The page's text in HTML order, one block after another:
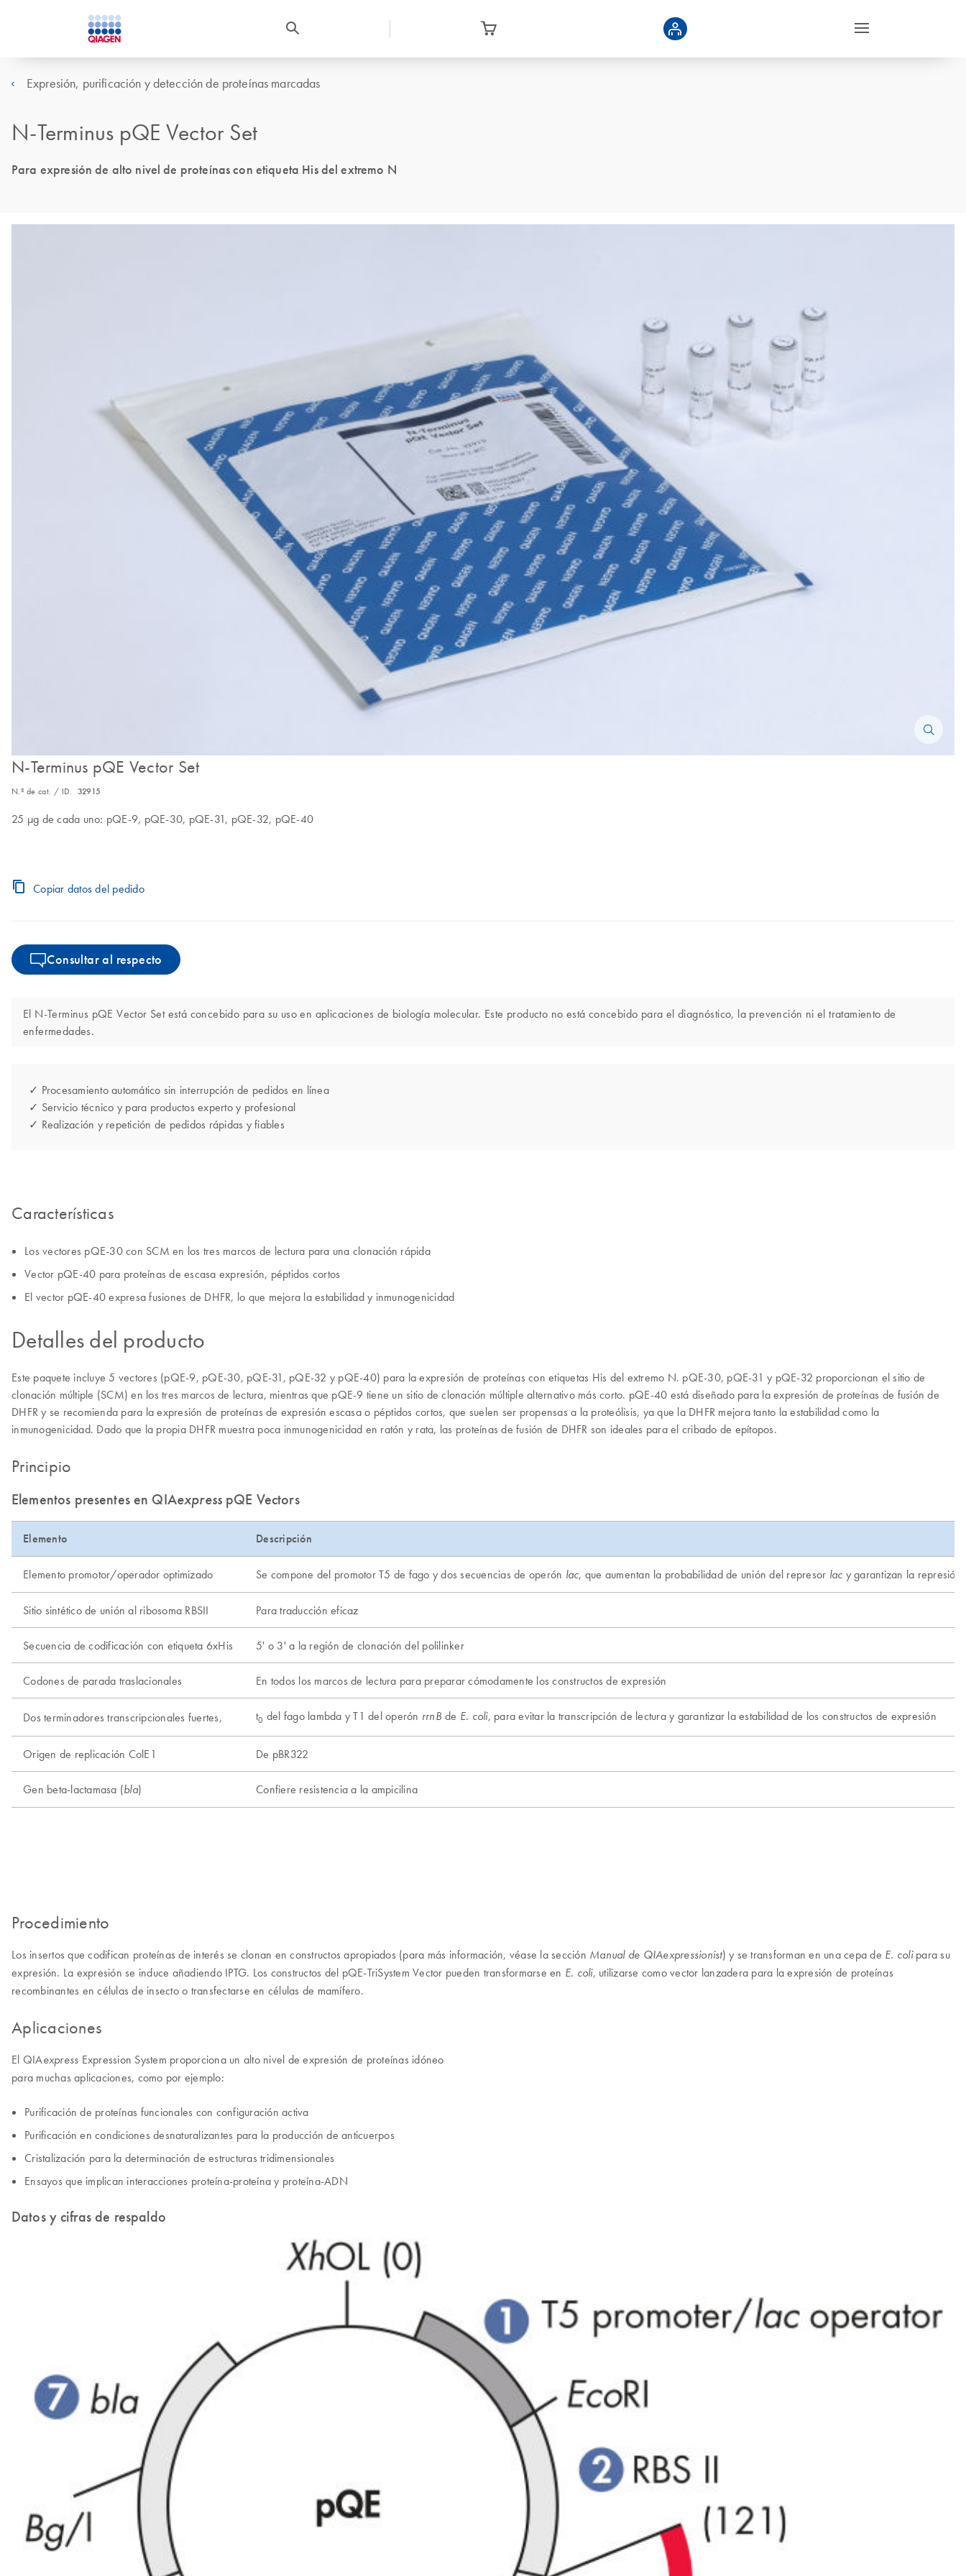
Expresión, purificación y detección de proteínas marcadas
N-Terminus pQE Vector Set
Para expresión de alto nivel de proteínas con etiqueta His del extremo N
N-Terminus pQE Vector Set
N.º de cat. / ID. 32915
25 µg de cada uno: pQE-9, pQE-30, pQE-31, pQE-32, pQE-40
Copiar datos del pedido
Consultar al respecto
El N-Terminus pQE Vector Set está concebido para su uso en aplicaciones de biología molecular. Este producto no está concebido para el diagnóstico, la prevención ni el tratamiento de
enfermedades.
✓ Procesamiento automático sin interrupción de pedidos en línea
✓ Servicio técnico y para productos experto y profesional
✓ Realización y repetición de pedidos rápidas y fiables
Características
Los vectores pQE-30 con SCM en los tres marcos de lectura para una clonación rápida
Vector pQE-40 para proteínas de escasa expresión, péptidos cortos
El vector pQE-40 expresa fusiones de DHFR, lo que mejora la estabilidad y inmunogenicidad
Detalles del producto
Este paquete incluye 5 vectores (pQE-9, pQE-30, pQE-31, pQE-32 y pQE-40) para la expresión de proteínas con etiquetas His del extremo N. pQE-30, pQE-31 y pQE-32 proporcionan el sitio de
clonación múltiple (SCM) en los tres marcos de lectura, mientras que pQE-9 tiene un sitio de clonación múltiple alternativo más corto. pQE-40 está diseñado para la expresión de proteínas de fusión de
DHFR y se recomienda para la expresión de proteínas de expresión escasa o péptidos cortos, que suelen ser propensas a la proteólisis, ya que la DHFR mejora tanto la estabilidad como la
inmunogenicidad. Dado que la propia DHFR muestra poca inmunogenicidad en ratón y rata, las proteínas de fusión de DHFR son ideales para el cribado de epítopos.
Principio
Elementos presentes en QIAexpresspQE Vectors
Elemento Descripción
Elemento promotor/operador optimizado Se compone del promotor T5 de fago y dos secuencias de operón lac, que aumentan la probabilidad de unión del represor lac y garantizan la
Sitio sintético de unión al ribosoma RBSII Para traducción eficaz
Secuencia de codificación con etiqueta 6xHis 5' o 3' a la región de clonación del polilinker
Codones de parada traslacionales En todos los marcos de lectura para preparar cómodamente los constructos de expresión
Dos terminadores transcripcionales fuertes, t0 del fago lambda y T1 del operón rrnB de E. coli, para evitar la transcripción de lectura y garantizar la estabilidad de los constructos de expresión
Origen de replicación ColE1 De pBR322
Gen beta-lactamasa (bla) Confiere resistencia a la ampicilina
Procedimiento
Los insertos que codifican proteínas de interés se clonan en constructos apropiados (para más información, véase la sección Manual de QIAexpressionist) y se transforman en una cepa de E. colipara su
expresión. La expresión se induce añadiendo IPTG. Los constructos del pQE-TriSystem Vector pueden transformarse en E. coli, utilizarse como vector lanzadera para la expresión de proteínas
recombinantes en células de insecto o transfectarse en células de mamífero.
Aplicaciones
El QIAexpress Expression System proporciona un alto nivel de expresión de proteínas idóneo
para muchas aplicaciones, como por ejemplo:
Purificación de proteínas funcionales con configuración activa
Purificación en condiciones desnaturalizantes para la producción de anticuerpos
Cristalización para la determinación de estructuras tridimensionales
Ensayos que implican interacciones proteína-proteína y proteína-ADN
Datos y cifras de respaldo